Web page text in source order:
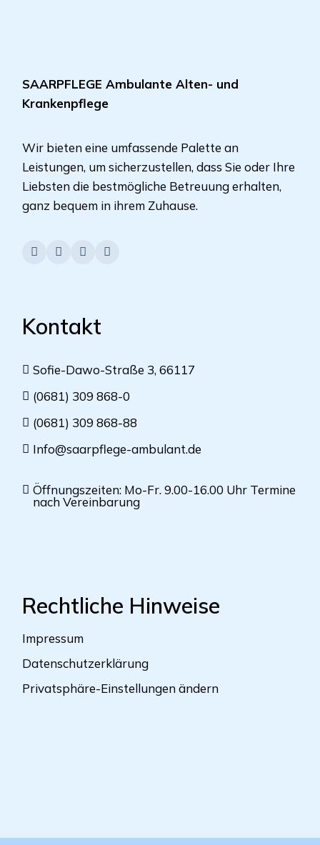
SAARPFLEGE Ambulante Alten- und
Krankenpflege
Wir bieten eine umfassende Palette an
Leistungen, um sicherzustellen, dass Sie oder Ihre
Liebsten die bestmögliche Betreuung erhalten,
ganz bequem in ihrem Zuhause.
Kontakt
Sofie-Dawo-Straße 3, 66117
(0681) 309 868-0
(0681) 309 868-88
Info@saarpflege-ambulant.de
Öffnungszeiten: Mo-Fr. 9.00-16.00 Uhr Termine
nach Vereinbarung
Rechtliche Hinweise
Impressum
Datenschutzerklärung
Privatsphäre-Einstellungen ändern